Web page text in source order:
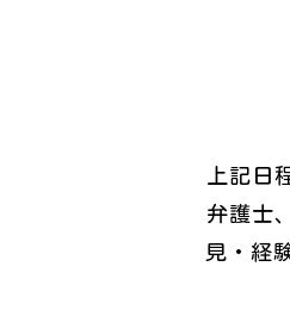
上記日
弁護士
見・経